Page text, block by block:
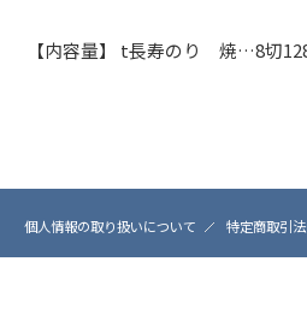
【内容量】 t長寿のり 焼…8切
個人情報の取り扱いについて 特定商取引